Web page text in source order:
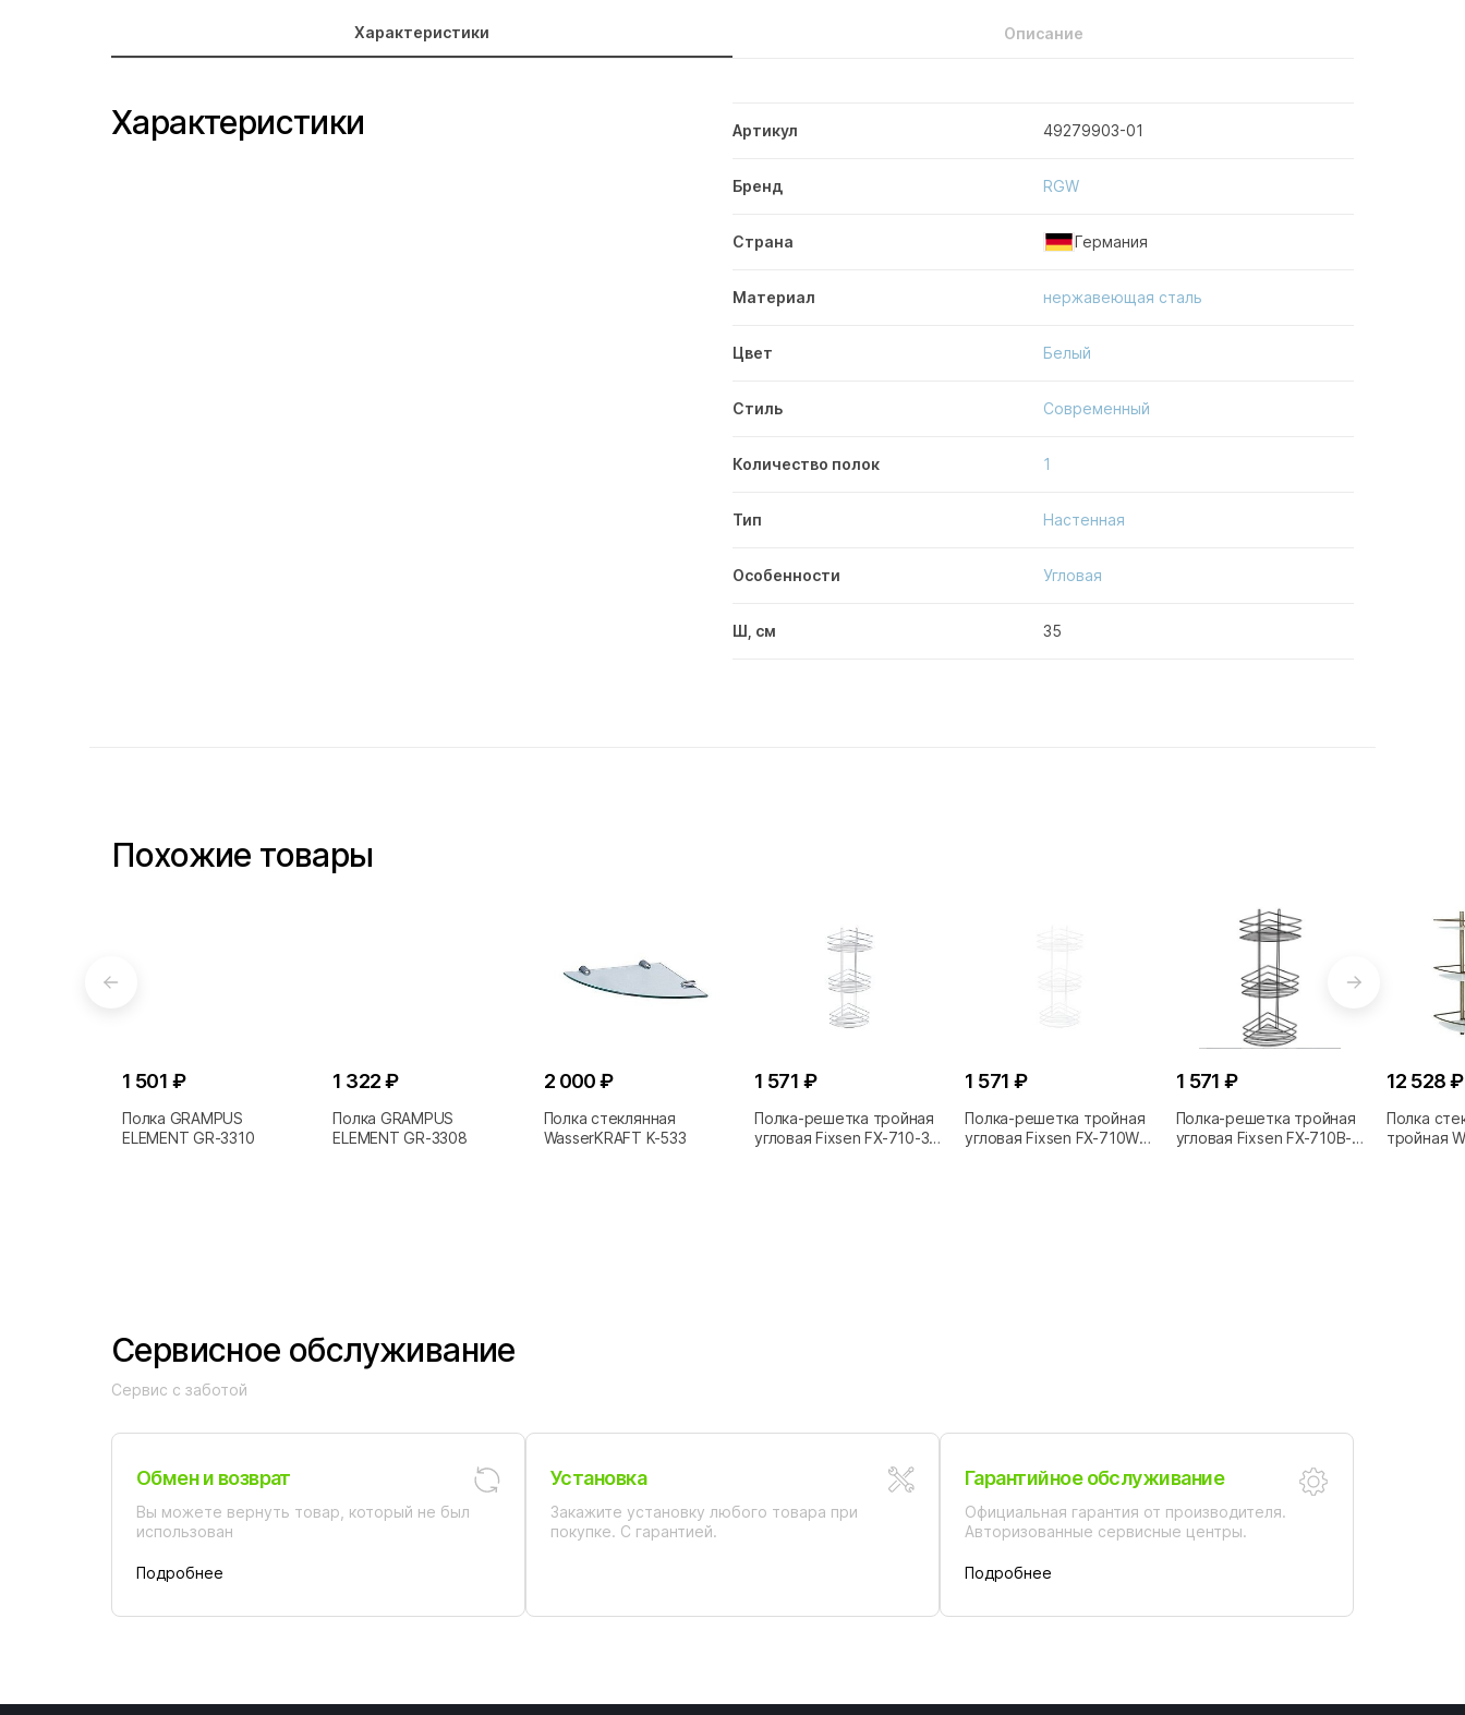
Характеристики Описание
Характеристики Артикул 49279903-01
Бренд RGW
Страна Германия
Материал нержавеющая сталь
Цвет Белый
Стиль Современный
Количество полок 1
Тип Настенная
Особенности Угловая
Ш, см 35
Похожие товары
1 501 ₽
Полка GRAMPUS
ELEMENT GR-3310
1 322 ₽
Полка GRAMPUS
ELEMENT GR-3308
2 000 ₽
Полка стеклянная
WasserKRAFT K-533
1 571 ₽
Полка-решетка тройная
угловая Fixsen FX-710-3
1 571 ₽
Полка-решетка тройная
угловая Fixsen FX-710W-3
1 571 ₽
Полка-решетка тройная
угловая Fixsen FX-710B-3
12 528 ₽
Полка
тройная
Сервисное обслуживание
Сервис с заботой
Обмен и возврат
Вы можете вернуть товар, который не был
использован
Подробнее
Установка
Закажите установку любого товара при
покупке. С гарантией.
Гарантийное обслуживание
Официальная гарантия от производителя.
Авторизованные сервисные центры.
Подробнее